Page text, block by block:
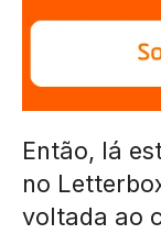
Então, lá
no
voltada ao